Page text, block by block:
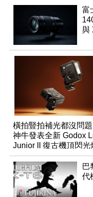
富
與
橫拍豎拍補光都沒問題
神牛發表全新 Godox
Junior II 復古機頂閃光
巴
代